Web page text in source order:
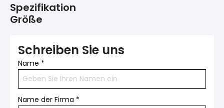
Spezifikation
Größe
Schreiben Sie uns
Name *
Name der Firma *